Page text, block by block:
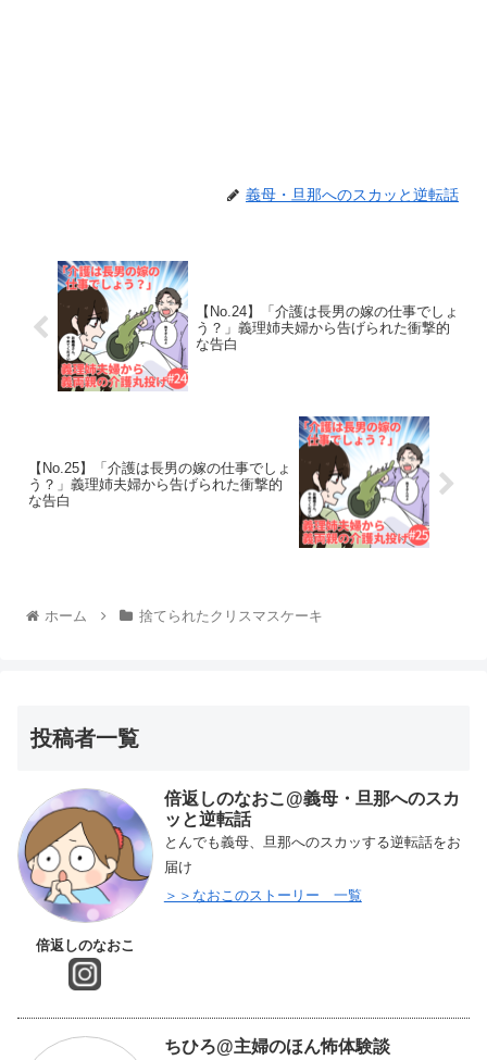
義母・旦那へのスカッと逆転話
【No.24】「介護は長男の嫁の仕事でしょ
う？」義理姉夫婦から告げられた衝撃的
な告白
【No.25】「介護は長男の嫁の仕事でしょ
う？」義理姉夫婦から告げられた衝撃的
な告白
ホーム 捨てられたクリスマスケーキ
投稿者一覧
倍返しのなおこ
倍返しのなおこ@義母・旦那へのスカ
ッと逆転話
とんでも義母、旦那へのスカッする逆転話をお
届け
＞＞なおこのストーリー 一覧
ちひろ@主婦のほん怖体験談